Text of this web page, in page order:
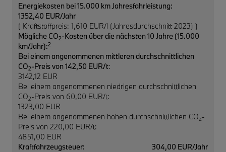
Energiekosten bei 15.000 km Jahresfahrleistung:
1352,40 EUR/Jahr
( Kraftstoffpreis: 1,610 EUR/l (Jahresdurchschnitt 2023) )
Mögliche CO2-Kosten über die nächsten 10 Jahre (15.000
km/Jahr):2
Bei einem angenommenen mittleren durchschnittlichen
CO2-Preis von 142,50 EUR/t:
3142,12 EUR
Bei einem angenommenen niedrigen durchschnittlichen
CO2-Preis von 60,00 EUR/t:
1323,00 EUR
Bei einem angenommenen hohen durchschnittlichen CO2-
Preis von 220,00 EUR/t:
4851,00 EUR
Kraftfahrzeugsteuer:
304,00 EUR/Jahr